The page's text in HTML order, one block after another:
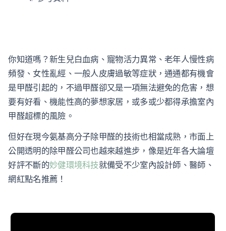
你知道嗎？新生兒白血病、寵物活力異常、老年人慢性病
頻發、女性亂經、一般人皮膚過敏等症狀，通通都有機會
是甲醛引起的，不過甲醛卻又是一項無法避免的危害，想
要有好看、機能性高的夢想家居，或多或少都得承擔室內
甲醛超標的風險。
但好在現今氨基高分子除甲醛的技術也相當成熟，市面上
公開透明的除甲醛公司也越來越進步，像是近年各大論壇
好評不斷的妙健環境科技就備受不少室內設計師、醫師、
網紅點名推薦！